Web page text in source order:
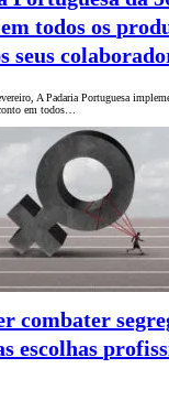
todos os
seus
A Padaria Portuguesa
em todos…
combater
escolhas